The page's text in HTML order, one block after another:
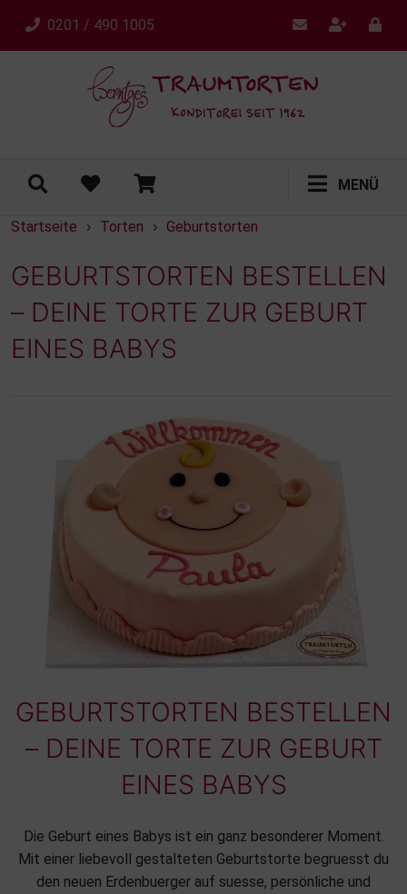
0201 / 490 1005
MENÜ
Startseite › Torten › Geburtstorten
GEBURTSTORTEN BESTELLEN
– DEINE TORTE ZUR GEBURT
EINES BABYS
GEBURTSTORTEN BESTELLEN
– DEINE TORTE ZUR GEBURT
EINES BABYS
Die Geburt eines Babys ist ein ganz besonderer Moment.
Mit einer liebevoll gestalteten Geburtstorte begruesst du
den neuen Erdenbuerger auf suesse, persönliche und